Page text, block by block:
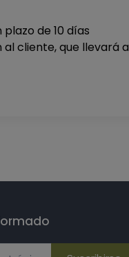
de 10 días
cliente, que llevará a